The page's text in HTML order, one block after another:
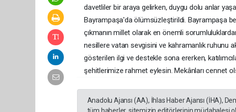
davetliler bir araya gelirken, duygu dolu anlar
Bayrampaşa'da ölümsüzleştirildi. Bayrampaşa
çıkmanın millet olarak en önemli
nesillere vatan sevgisini ve kahramanlık ruhunu
gösterilen ilgi ve destekle sona ererken,
şehitlerimize rahmet eylesin. Mekânları cennet
Anadolu Ajansı (AA), İhlas Haber Ajansı (İHA),